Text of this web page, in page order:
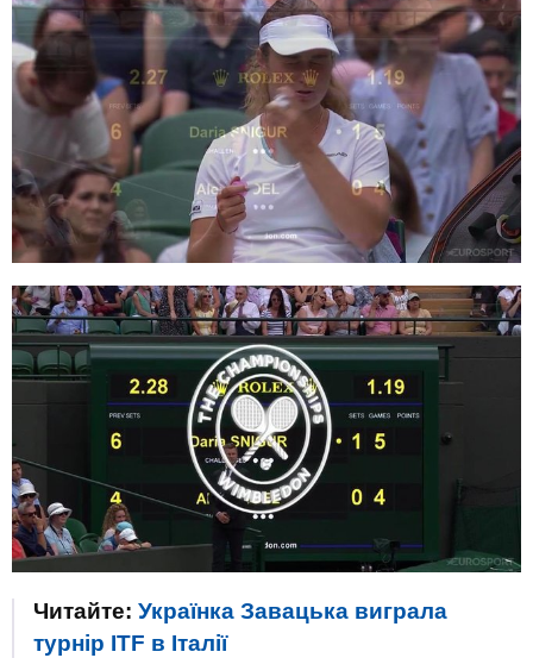
Читайте: Українка Завацька виграла
турнір ITF в Італії